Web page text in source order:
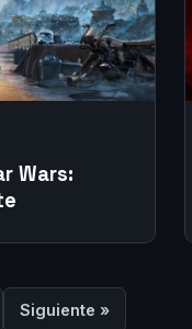
Wars:
Siguiente »